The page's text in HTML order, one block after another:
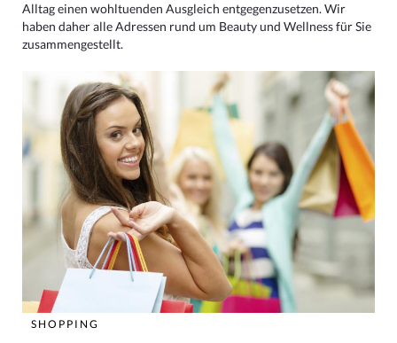
Alltag einen wohltuenden Ausgleich entgegenzusetzen. Wir
haben daher alle Adressen rund um Beauty und Wellness für Sie
zusammengestellt.
SHOPPING